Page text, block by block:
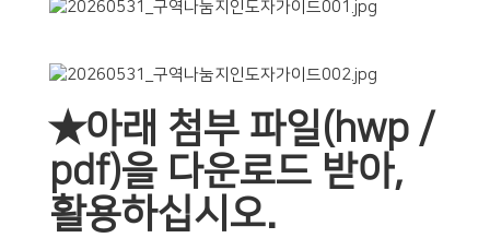
★아래 첨부 파일(hwp /
pdf)을 다운로드 받아,
활용하십시오.